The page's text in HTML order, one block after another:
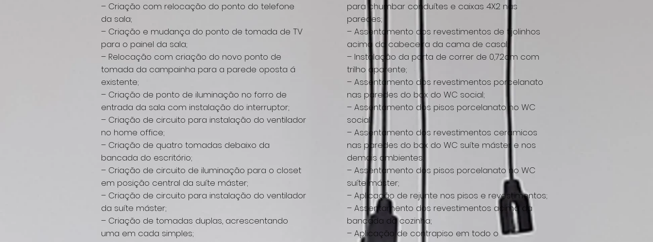
– Criação com relocação do ponto do telefone
da sala;
– Criação e mudança do ponto de tomada de TV
para o painel da sala;
– Relocação com criação do novo ponto de
tomada da campainha para a parede oposta á
existente;
– Criação de ponto de iluminação no forro de
entrada da sala com instalação do interruptor;
– Criação de circuito para instalação do ventilador
no home office;
– Criação de quatro tomadas debaixo da
bancada do escritório;
– Criação de circuito de iluminação para o closet
em posição central da suíte máster;
– Criação de circuito para instalação do ventilador
da suíte máster;
– Criação de tomadas duplas, acrescentando
uma em cada simples;
para chumbar conduítes e caixas 4X2 nas
paredes;
– Assentamento dos revestimentos de tijolinhos
acima da cabeceira da cama de casal;
– Instalação da porta de correr de 0,72cm com
trilho aparente;
– Assentamento dos revestimentos porcelanato
nas paredes do box do WC social;
– Assentamento dos pisos porcelanato no WC
social;
– Assentamento dos revestimentos cerâmicos
nas paredes do box do WC suíte máster e nos
demais ambientes;
– Assentamento dos pisos porcelanato no WC
suíte máster;
– Aplicação de rejunte nos pisos e revestimentos;
– Assentamento dos revestimentos acima da
bancada da cozinha;
– Aplicação de contrapiso em todo o